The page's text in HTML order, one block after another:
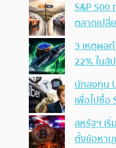
S&P 500
ตลาดเปลี่
3 เหตุผล
22% ในสั
นักลงทุน
เพื่อไปซื้อ
สหรัฐฯ เ
ตั้งข้อหา